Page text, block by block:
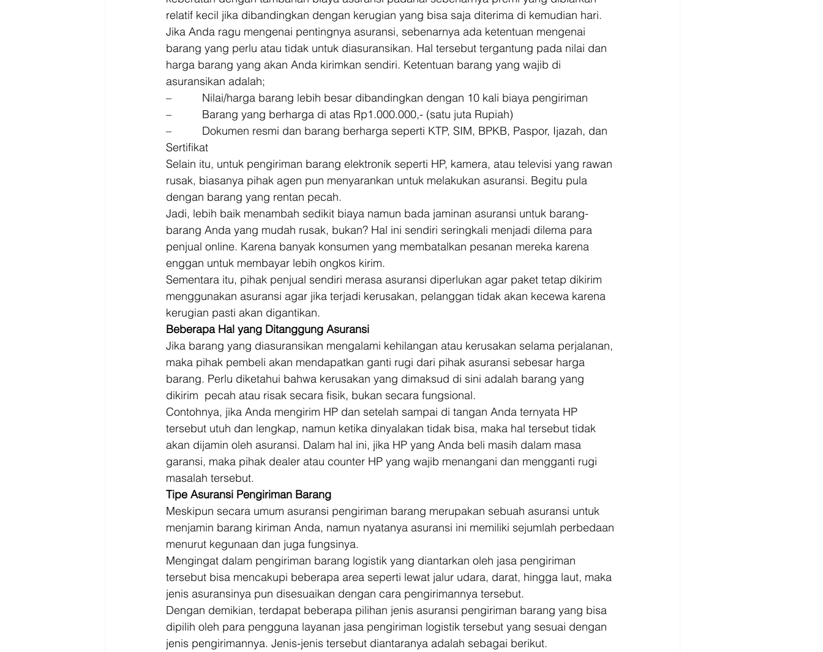
relatif kecil jika dibandingkan dengan kerugian yang bisa saja diterima di kemudian hari.
Jika Anda ragu mengenai pentingnya asuransi, sebenarnya ada ketentuan mengenai
barang yang perlu atau tidak untuk diasuransikan. Hal tersebut tergantung pada nilai dan
harga barang yang akan Anda kirimkan sendiri. Ketentuan barang yang wajib di
asuransikan adalah;
–          Nilai/harga barang lebih besar dibandingkan dengan 10 kali biaya pengiriman
–          Barang yang berharga di atas Rp1.000.000,- (satu juta Rupiah)
–          Dokumen resmi dan barang berharga seperti KTP, SIM, BPKB, Paspor, Ijazah, dan
Sertifikat
Selain itu, untuk pengiriman barang elektronik seperti HP, kamera, atau televisi yang rawan
rusak, biasanya pihak agen pun menyarankan untuk melakukan asuransi. Begitu pula
dengan barang yang rentan pecah.
Jadi, lebih baik menambah sedikit biaya namun bada jaminan asuransi untuk barang-
barang Anda yang mudah rusak, bukan? Hal ini sendiri seringkali menjadi dilema para
penjual online. Karena banyak konsumen yang membatalkan pesanan mereka karena
enggan untuk membayar lebih ongkos kirim.
Sementara itu, pihak penjual sendiri merasa asuransi diperlukan agar paket tetap dikirim
menggunakan asuransi agar jika terjadi kerusakan, pelanggan tidak akan kecewa karena
kerugian pasti akan digantikan.
Beberapa Hal yang Ditanggung Asuransi
Jika barang yang diasuransikan mengalami kehilangan atau kerusakan selama perjalanan,
maka pihak pembeli akan mendapatkan ganti rugi dari pihak asuransi sebesar harga
barang. Perlu diketahui bahwa kerusakan yang dimaksud di sini adalah barang yang
dikirim  pecah atau risak secara fisik, bukan secara fungsional.
Contohnya, jika Anda mengirim HP dan setelah sampai di tangan Anda ternyata HP
tersebut utuh dan lengkap, namun ketika dinyalakan tidak bisa, maka hal tersebut tidak
akan dijamin oleh asuransi. Dalam hal ini, jika HP yang Anda beli masih dalam masa
garansi, maka pihak dealer atau counter HP yang wajib menangani dan mengganti rugi
masalah tersebut.
Tipe Asuransi Pengiriman Barang
Meskipun secara umum asuransi pengiriman barang merupakan sebuah asuransi untuk
menjamin barang kiriman Anda, namun nyatanya asuransi ini memiliki sejumlah perbedaan
menurut kegunaan dan juga fungsinya.
Mengingat dalam pengiriman barang logistik yang diantarkan oleh jasa pengiriman
tersebut bisa mencakupi beberapa area seperti lewat jalur udara, darat, hingga laut, maka
jenis asuransinya pun disesuaikan dengan cara pengirimannya tersebut.
Dengan demikian, terdapat beberapa pilihan jenis asuransi pengiriman barang yang bisa
dipilih oleh para pengguna layanan jasa pengiriman logistik tersebut yang sesuai dengan
jenis pengirimannya. Jenis-jenis tersebut diantaranya adalah sebagai berikut.